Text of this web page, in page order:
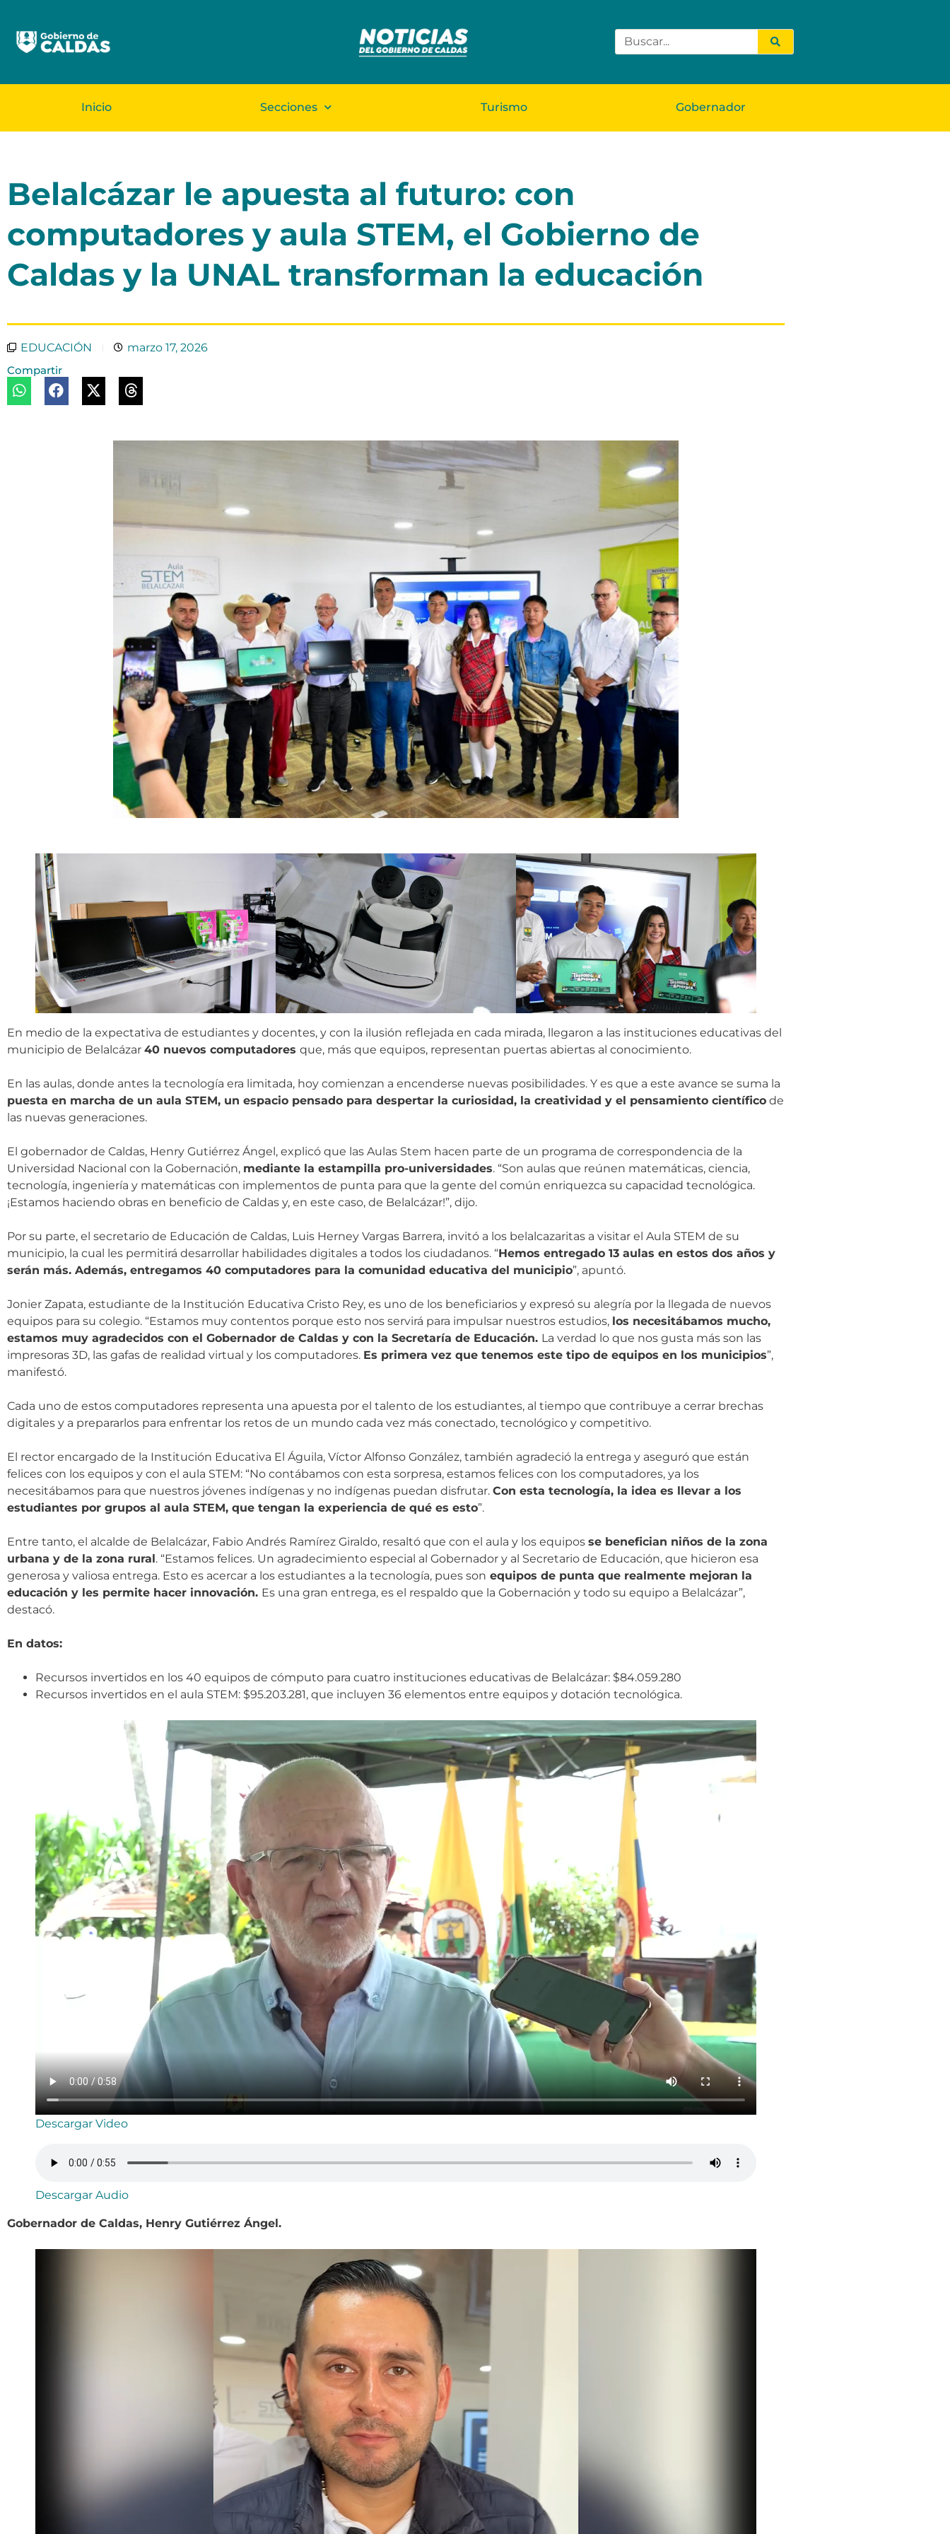
Inicio Secciones Turismo Gobernador
Belalcázar le apuesta al futuro: con
computadores y aula STEM, el Gobierno de
Caldas y la UNAL transforman la educación
EDUCACIÓN
marzo 17, 2026
Compartir
En medio de la expectativa de estudiantes y docentes, y con la ilusión reflejada en cada mirada, llegaron a las instituciones educativas del
municipio de Belalcázar 40 nuevos computadores que, más que equipos, representan puertas abiertas al conocimiento.
En las aulas, donde antes la tecnología era limitada, hoy comienzan a encenderse nuevas posibilidades. Y es que a este avance se suma la
puesta en marcha de un aula STEM, un espacio pensado para despertar la curiosidad, la creatividad y el pensamiento científico de
las nuevas generaciones.
El gobernador de Caldas, Henry Gutiérrez Ángel, explicó que las Aulas Stem hacen parte de un programa de correspondencia de la
Universidad Nacional con la Gobernación, mediante la estampilla pro-universidades. “Son aulas que reúnen matemáticas, ciencia,
tecnología, ingeniería y matemáticas con implementos de punta para que la gente del común enriquezca su capacidad tecnológica.
¡Estamos haciendo obras en beneficio de Caldas y, en este caso, de Belalcázar!”, dijo.
Por su parte, el secretario de Educación de Caldas, Luis Herney Vargas Barrera, invitó a los belalcazaritas a visitar el Aula STEM de su
municipio, la cual les permitirá desarrollar habilidades digitales a todos los ciudadanos. “Hemos entregado 13 aulas en estos dos años y
serán más. Además, entregamos 40 computadores para la comunidad educativa del municipio”, apuntó.
Jonier Zapata, estudiante de la Institución Educativa Cristo Rey, es uno de los beneficiarios y expresó su alegría por la llegada de nuevos
equipos para su colegio. “Estamos muy contentos porque esto nos servirá para impulsar nuestros estudios, los necesitábamos mucho,
estamos muy agradecidos con el Gobernador de Caldas y con la Secretaría de Educación. La verdad lo que nos gusta más son las
impresoras 3D, las gafas de realidad virtual y los computadores. Es primera vez que tenemos este tipo de equipos en los municipios”,
manifestó.
Cada uno de estos computadores representa una apuesta por el talento de los estudiantes, al tiempo que contribuye a cerrar brechas
digitales y a prepararlos para enfrentar los retos de un mundo cada vez más conectado, tecnológico y competitivo.
El rector encargado de la Institución Educativa El Águila, Víctor Alfonso González, también agradeció la entrega y aseguró que están
felices con los equipos y con el aula STEM: “No contábamos con esta sorpresa, estamos felices con los computadores, ya los
necesitábamos para que nuestros jóvenes indígenas y no indígenas puedan disfrutar. Con esta tecnología, la idea es llevar a los
estudiantes por grupos al aula STEM, que tengan la experiencia de qué es esto”.
Entre tanto, el alcalde de Belalcázar, Fabio Andrés Ramírez Giraldo, resaltó que con el aula y los equipos se benefician niños de la zona
urbana y de la zona rural. “Estamos felices. Un agradecimiento especial al Gobernador y al Secretario de Educación, que hicieron esa
generosa y valiosa entrega. Esto es acercar a los estudiantes a la tecnología, pues son equipos de punta que realmente mejoran la
educación y les permite hacer innovación. Es una gran entrega, es el respaldo que la Gobernación y todo su equipo a Belalcázar”,
destacó.
En datos:
Recursos invertidos en los 40 equipos de cómputo para cuatro instituciones educativas de Belalcázar: $84.059.280
Recursos invertidos en el aula STEM: $95.203.281, que incluyen 36 elementos entre equipos y dotación tecnológica.
Descargar Video
Descargar Audio
Gobernador de Caldas, Henry Gutiérrez Ángel.